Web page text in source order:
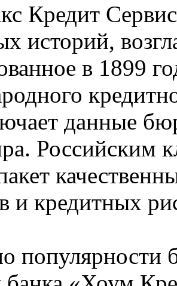
Кредит
историй,
в 1899
данные
Российским
и кредитных
популярности